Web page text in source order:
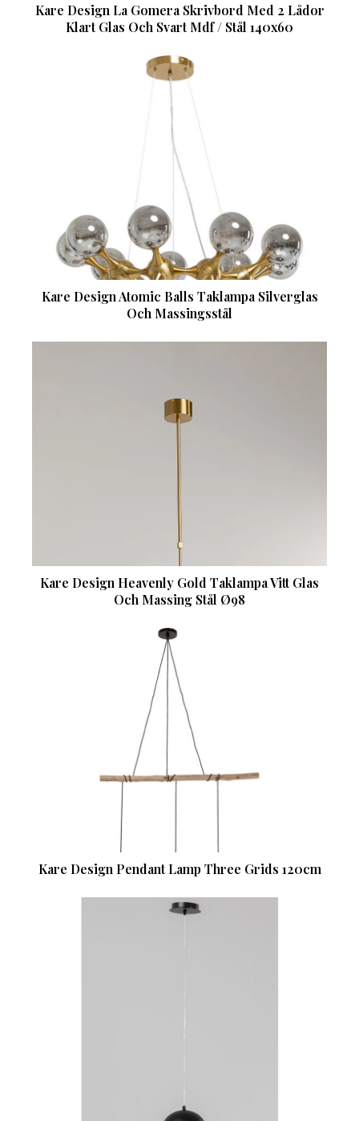
Kare Design La Gomera Skrivbord Med 2 Lådor
Klart Glas Och Svart Mdf / Stål 140x60
Kare Design Atomic Balls Taklampa Silverglas
Och Massingsstål
Kare Design Heavenly Gold Taklampa Vitt Glas
Och Massing Stål Ø98
Kare Design Pendant Lamp Three Grids 120cm